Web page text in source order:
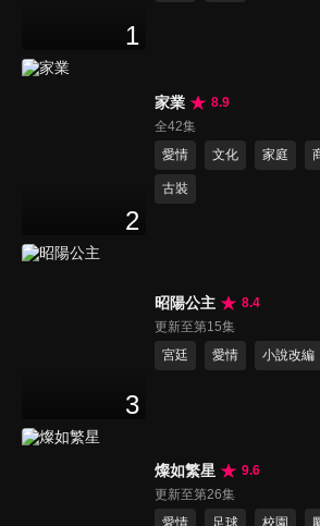
1
2
家業
8.9
全42集
愛情
文化 家庭
古裝
3
昭陽公主
8.4
更新至第15集
宮廷
愛情 小說改編
燦如繁星
9.6
更新至第26集